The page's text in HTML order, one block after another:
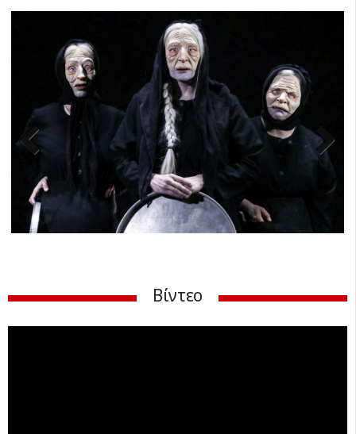
ous
Next
Βίντεο